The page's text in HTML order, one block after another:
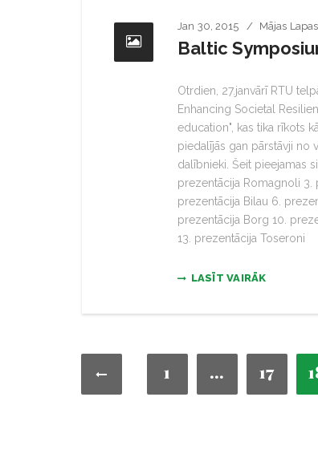
Jan 30, 2015 Mājas
Baltic
Otrdien, 27.janvārī RTU
Enhancing Societal
education", kas tika rīkots
piedalījās gan pārstāvji no
dalībnieki. Šeit pieejamas
prezentācija Romagnoli 3.
prezentācija Bilau 6.
prezentācija Borg 10.
13. prezentācija Toseroni
LASĪT VAIRĀK
1 … 17